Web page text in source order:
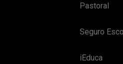
Pastoral
Seguro
iEduca